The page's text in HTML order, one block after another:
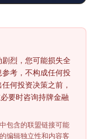
烈，您可能损失全
考，不构成任何投
何投资决策之前，
要时咨询持牌金融
包含的联盟链接可能
编辑独立性和内容客